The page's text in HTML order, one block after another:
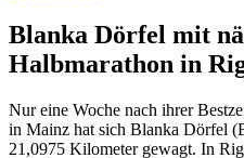
Blanka Dörfel mit
Halbmarathon in
Nur eine Woche nach ihrer
in Mainz hat sich Blanka Dörfel
21,0975 Kilometer gewagt. In